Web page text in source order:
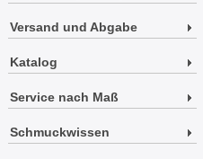
Versand und Abgabe
Katalog
Service nach Maß
Schmuckwissen